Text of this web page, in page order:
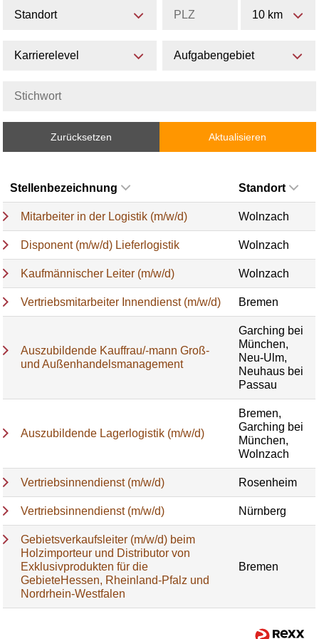
Standort 10 km
Karrierelevel Aufgabengebiet
Zurücksetzen Aktualisieren
Stellenbezeichnung Standort
Mitarbeiter in der Logistik (m/w/d) Wolnzach
Disponent (m/w/d) Lieferlogistik Wolnzach
Kaufmännischer Leiter (m/w/d) Wolnzach
Vertriebsmitarbeiter Innendienst (m/w/d) Bremen
Auszubildende Kauffrau/-mann Groß-
und Außenhandelsmanagement
Garching bei
München,
Neu-Ulm,
Neuhaus bei
Passau
Auszubildende Lagerlogistik (m/w/d)
Bremen,
Garching bei
München,
Wolnzach
Vertriebsinnendienst (m/w/d) Rosenheim
Vertriebsinnendienst (m/w/d) Nürnberg
Gebietsverkaufsleiter (m/w/d) beim
Holzimporteur und Distributor von
Exklusivprodukten für die
GebieteHessen, Rheinland-Pfalz und
Nordrhein-Westfalen
Bremen